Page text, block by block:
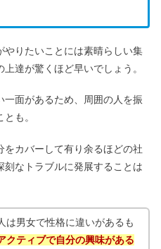
やりたいことには素晴らしい集
達が驚くほど早いでしょう。
面があるため、周囲の人を振
も。
をカバーして有り余るほどの社
なトラブルに発展することは
は男女で性格に違いがあるも
クティブで自分の興味がある